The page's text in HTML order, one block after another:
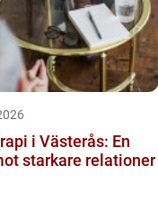
i Västerås: En
starkare relationer